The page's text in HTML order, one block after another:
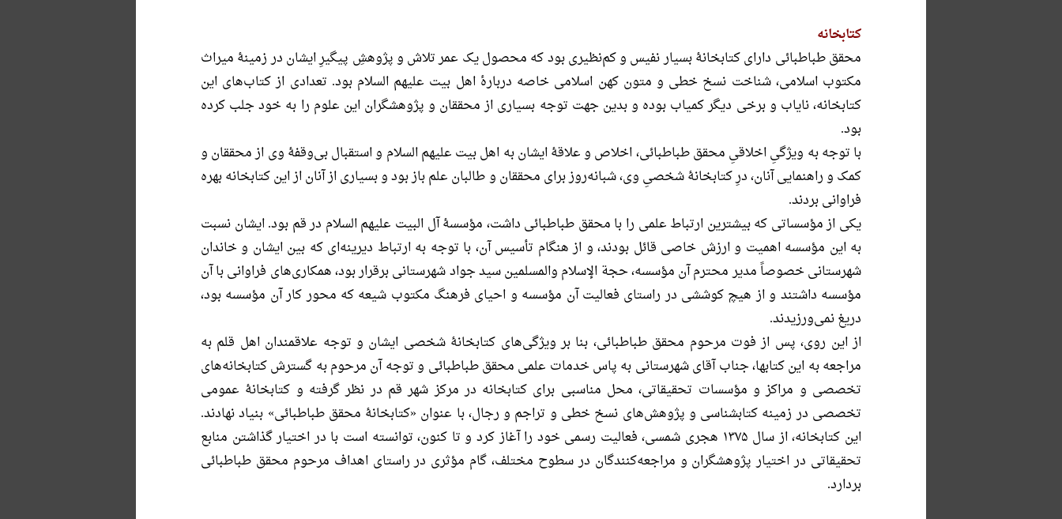
کتابخانه
محقق طباطبائى داراى كتابخانۀ بسیار نفیس و كم‌نظیرى بود كه محصول یک عمر تلاش و پژوهشِ پیگیرِ ایشان در زمینۀ میراث
مكتوب اسلامى، شناخت نسخ خطی و متون کهن اسلامی خاصه دربارۀ اهل بیت علیهم السلام بود. تعدادى از كتاب‌هاى این
كتابخانه، نایاب و برخى دیگر كمیاب بوده و بدین جهت توجه بسیارى از محققان و پژوهشگران این علوم را به خود جلب كرده
بود.
با توجه به ویژگىِ اخلاقىِ محقق طباطبائى، اخلاص و علاقۀ ایشان به اهل بیت علیهم السلام و استقبال بى‌وقفۀ وى از محققان و
كمک و راهنمایى آنان، درِ كتابخانۀ شخصىِ وى، شبانه‌روز براى محققان و طالبان علم باز بود و بسیارى از آنان از این كتابخانه بهره
فراوانى بردند.
یكى از مؤسساتى كه بیشترین ارتباط علمى را با محقق طباطبائى داشت، مؤسسۀ آل البیت علیهم السلام در قم بود. ایشان نسبت
به این مؤسسه اهمیت و ارزش خاصى قائل بودند، و از هنگام تأسیس آن، با توجه به ارتباط دیرینه‌اى كه بین ایشان و خاندان
شهرستانى خصوصاً مدیر محترم آن مؤسسه، حجة الإسلام والمسلمین سید جواد شهرستانى برقرار بود، همكارى‌هاى فراوانى با آن
مؤسسه داشتند و از هیچ كوششى در راستاى فعالیت آن مؤسسه و احیاى فرهنگ مكتوب شیعه که محور کار آن مؤسسه بود،
دریغ نمى‌ورزیدند.
از این روى، پس از فوت مرحوم محقق طباطبائى، بنا بر ویژگى‌هاى كتابخانۀ شخصى ایشان و توجه علاقمندان اهل قلم به
مراجعه به این كتابها، جناب آقاى شهرستانى به پاس خدمات علمى محقق طباطبائى و توجه آن مرحوم به گسترش كتابخانه‌هاى
تخصصى و مراكز و مؤسسات تحقیقاتى، محل مناسبى براى كتابخانه در مركز شهر قم در نظر گرفته و كتابخانۀ عمومى
تخصصى در زمینه كتابشناسى و پژوهش‌هاى نسخ خطى و تراجم و رجال، با عنوان «كتابخانۀ محقق طباطبائى» بنیاد نهادند.
این كتابخانه، از سال ۱۳۷۵ هجرى شمسى، فعالیت رسمى خود را آغاز كرد و تا كنون، توانسته است با در اختیار گذاشتن منابع
تحقیقاتى در اختیار پژوهشگران و مراجعه‌كنندگان در سطوح مختلف، گام مؤثری در راستاى اهداف مرحوم محقق طباطبائى
بردارد.